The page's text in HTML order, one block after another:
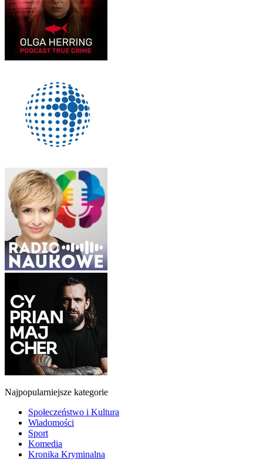
Najpopularniejsze kategorie
Społeczeństwo i Kultura
Wiadomości
Sport
Komedia
Kronika Kryminalna